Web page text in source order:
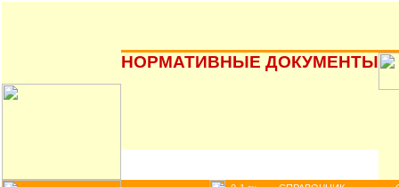
НОРМАТИВНЫЕ ДОКУМЕНТЫ